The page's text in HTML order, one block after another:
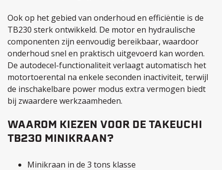
Ook op het gebied van onderhoud en efficiëntie is de
TB230 sterk ontwikkeld. De motor en hydraulische
componenten zijn eenvoudig bereikbaar, waardoor
onderhoud snel en praktisch uitgevoerd kan worden.
De autodecel-functionaliteit verlaagt automatisch het
motortoerental na enkele seconden inactiviteit, terwijl
de inschakelbare power modus extra vermogen biedt
bij zwaardere werkzaamheden.
WAAROM KIEZEN VOOR DE TAKEUCHI
TB230 MINIKRAAN?
Minikraan in de 3 tons klasse